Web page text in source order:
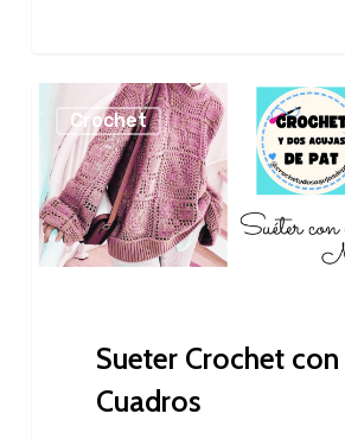
Crochet
con
Cuadros
Crochet
Sueter Crochet con
Cuadros